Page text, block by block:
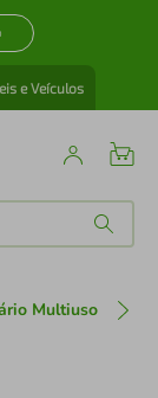
e Veículos
Multiuso